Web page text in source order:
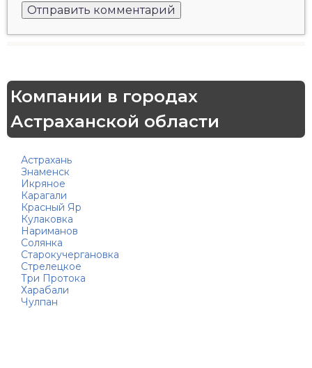
Компании в городах
Астраханской области
Астрахань
Знаменск
Икряное
Карагали
Красный Яр
Кулаковка
Нариманов
Солянка
Старокучергановка
Стрелецкое
Три Протока
Харабали
Чулпан